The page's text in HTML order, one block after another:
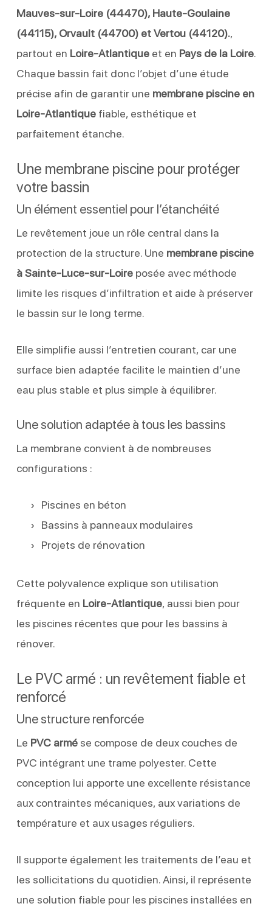
Mauves-sur-Loire (44470), Haute-Goulaine
(44115), Orvault (44700) et Vertou (44120).,
partout en Loire-Atlantiqueet en Pays de la Loire.
Chaque bassin fait donc l’objet d’une étude
précise afin de garantir une membrane piscine en
Loire-Atlantiquefiable, esthétique et
parfaitement étanche.
Une membrane piscine pour protéger
votre bassin
Un élément essentiel pour l’étanchéité
Le revêtement joue un rôle central dans la
protection de la structure. Une membrane piscine
à Sainte-Luce-sur-Loireposée avec méthode
limite les risques d’infiltration et aide à préserver
le bassin sur le long terme.
Elle simplifie aussi l’entretien courant, car une
surface bien adaptée facilite le maintien d’une
eau plus stable et plus simple à équilibrer.
Une solution adaptée à tous les bassins
La membrane convient à de nombreuses
configurations :
Piscines en béton
Bassins à panneaux modulaires
Projets de rénovation
Cette polyvalence explique son utilisation
fréquente en Loire-Atlantique, aussi bien pour
les piscines récentes que pour les bassins à
rénover.
Le PVC armé : un revêtement fiable et
renforcé
Une structure renforcée
Le PVC armése compose de deux couches de
PVC intégrant une trame polyester. Cette
conception lui apporte une excellente résistance
aux contraintes mécaniques, aux variations de
température et aux usages réguliers.
Il supporte également les traitements de l’eau et
les sollicitations du quotidien. Ainsi, il représente
une solution fiable pour les piscines installées en